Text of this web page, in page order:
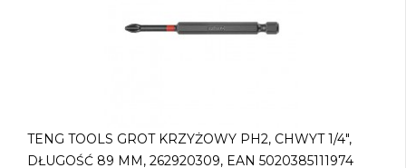
TENG TOOLS GROT KRZYŻOWY PH2, CHWYT 1/4",
DŁUGOŚĆ 89 MM, 262920309, EAN 5020385111974